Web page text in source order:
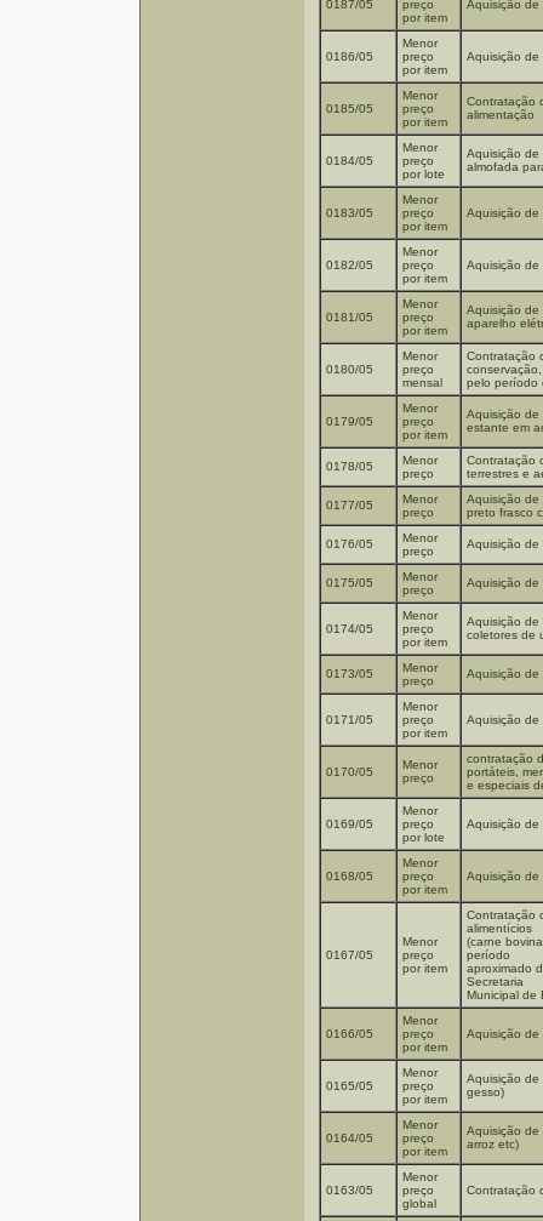
0187/05
preço
por item
Aquisição de
0186/05
Menor
preço
por item
Aquisição de
0185/05
Menor
preço
por item
Contratação
alimentação
0184/05
Menor
preço
por lote
Aquisição de
almofada
0183/05
Menor
preço
por item
Aquisição de
0182/05
Menor
preço
por item
Aquisição de
0181/05
Menor
preço
por item
Aquisição de
aparelho
0180/05
Menor
preço
mensal
Contratação
pelo período
0179/05
Menor
preço
por item
Aquisição de
estante em
0178/05
Menor
preço
Contratação
terrestres e
0177/05
Menor
preço
Aquisição de
preto frasco
0176/05
Menor
preço
Aquisição de
0175/05
Menor
preço
Aquisição de
0174/05
Menor
preço
por item
Aquisição de
coletores de
0173/05
Menor
preço
Aquisição de
0171/05
Menor
preço
por item
Aquisição de
0170/05
Menor
preço
contratação
portáteis,
e especiais
0169/05
Menor
preço
por lote
Aquisição de
0168/05
Menor
preço
por item
Aquisição de
0167/05
Menor
preço
por item
Contratação
alimentícios
(carne
período
aproximado
Secretaria
Municipal de
0166/05
Menor
preço
por item
Aquisição de
0165/05
Menor
preço
por item
Aquisição de
gesso)
0164/05
Menor
preço
por item
Aquisição de
arroz etc)
0163/05
Menor
preço
global
Contratação